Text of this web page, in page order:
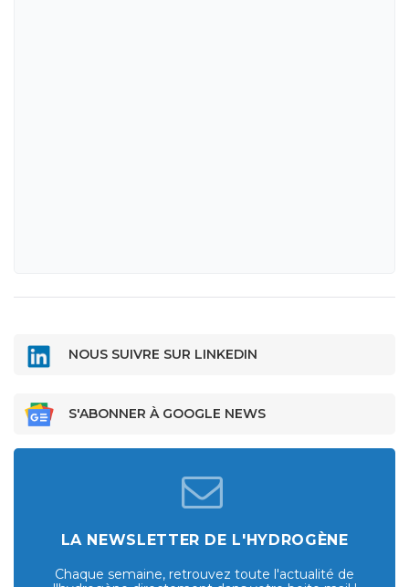
NOUS SUIVRE SUR LINKEDIN
S'ABONNER À GOOGLE NEWS
LA NEWSLETTER DE L'HYDROGÈNE
Chaque semaine, retrouvez toute l'actualité de